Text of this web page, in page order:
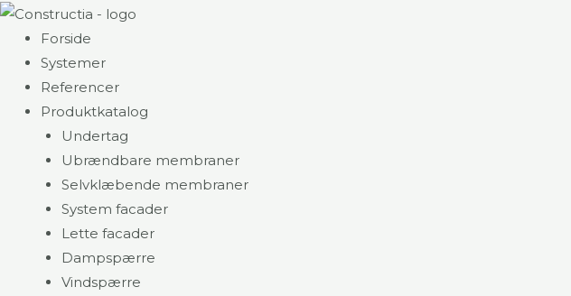
Gå
indholdet
Forside
Systemer
Referencer
Produktkatalog
Undertag
Ubrændbare membraner
Selvklæbende membraner
System facader
Lette facader
Dampspærre
Vindspærre